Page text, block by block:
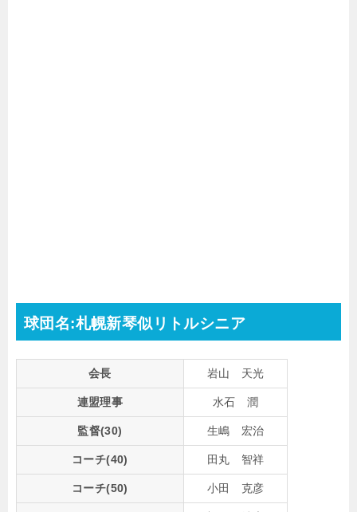
球団名:札幌新琴似リトルシニア
会長 岩山 天光
連盟理事 水石 潤
監督(30) 生嶋 宏治
コーチ(40) 田丸 智祥
コーチ(50) 小田 克彦